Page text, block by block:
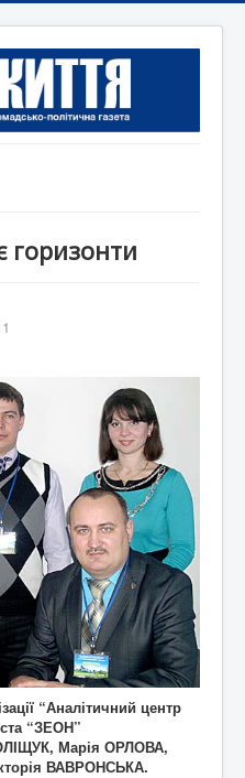
горизонти
“Аналітичний центр
“ЗЕОН”
Марія ОРЛОВА,
ВАВРОНСЬКА.